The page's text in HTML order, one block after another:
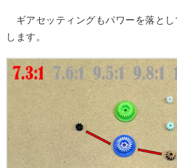
ギアセッティングもパワーを落とし
します。